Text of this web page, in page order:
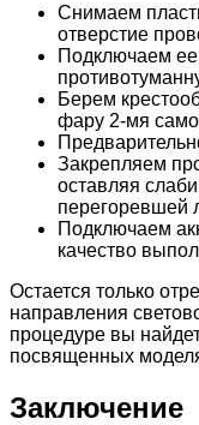
Снимаем
отверстие
Подключаем
Берем
фару 2-мя
Закрепляем
оставляя
перегоревшей
Подключаем
качество
Остается только
направления
процедуре вы
посвященных
Заключение